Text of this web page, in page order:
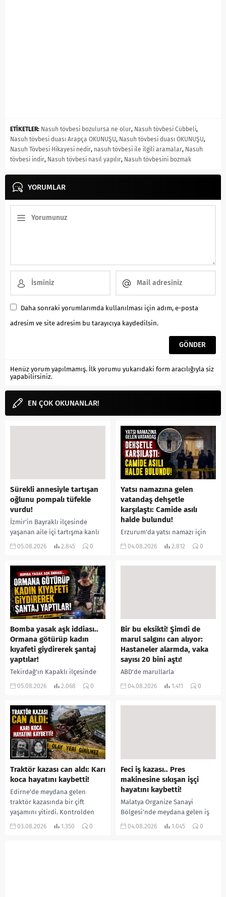
ETİKETLER: Nasuh tövbesi bozulursa ne olur, Nasuh tövbesi Cübbeli,
Nasuh tövbesi duası Arapça OKUNUŞU, Nasuh tövbesi duası OKUNUŞU,
Nasuh Tövbesi Hikayesi nedir, nasuh tövbesi ile ilgili aramalar, Nasuh
tövbesi indir, Nasuh tövbesi nasıl yapılır, Nasuh tövbesini bozmak
YORUMLAR
Daha sonraki yorumlarımda kullanılması için adım, e-posta
adresim ve site adresim bu tarayıcıya kaydedilsin.
Henüz yorum yapılmamış. İlk yorumu yukarıdaki form aracılığıyla siz
yapabilirsiniz.
EN ÇOK OKUNANLAR!
Sürekli annesiyle tartışan
oğlunu pompalı tüfekle
vurdu!
İzmir’in Bayraklı ilçesinde
yaşanan aile içi tartışma kanlı
bitti. İddiaya göre, uzun süredir
05.08.2026 2.845 0
Yatsı namazına gelen
vatandaş dehşetle
karşılaştı: Camide asılı
halde bulundu!
Erzurum’da yatsı namazı için
camiye gelen bir vatandaş,
04.08.2026 2.812 0
Bomba yasak aşk iddiası..
Ormana götürüp kadın
kıyafeti giydirerek şantaj
yaptılar!
Tekirdağ’ın Kapaklı ilçesinde
bir kişiyi, arkadaşının eşiyle
kadın kıyafetleri giydirdiği,
özür videosu çektirip...
05.08.2026 2.068 0
Bir bu eksikti! Şimdi de
marul salgını can alıyor:
Hastaneler alarmda, vaka
sayısı 20 bini aştı!
ABD’de marullarla
ilişkilendirilen siklospora
04.08.2026 1.411 0
Traktör kazası can aldı: Karı
koca hayatını kaybetti!
Edirne’de meydana gelen
traktör kazasında bir çift
yaşamını yitirdi. Kontrolden
çıkarak devrilen traktörün
03.08.2026 1.350 0
Feci iş kazası.. Pres
makinesine sıkışan işçi
hayatını kaybetti!
Malatya Organize Sanayi
Bölgesi’nde meydana gelen iş
kazasında, pres makinesine
04.08.2026 1.045 0